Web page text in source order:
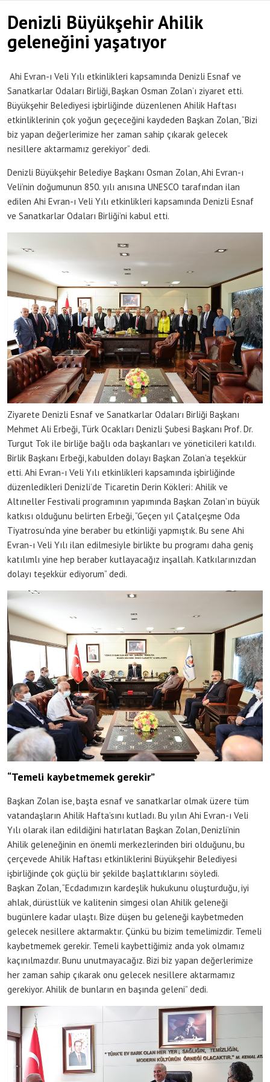
Denizli Büyükşehir Ahilik
geleneğini yaşatıyor
Ahi Evran-ı Veli Yılı etkinlikleri kapsamında Denizli Esnaf ve
Sanatkarlar Odaları Birliği, Başkan Osman Zolan’ı ziyaret etti.
Büyükşehir Belediyesi işbirliğinde düzenlenen Ahilik Haftası
etkinliklerinin çok yoğun geçeceğini kaydeden Başkan Zolan, “Bizi
biz yapan değerlerimize her zaman sahip çıkarak gelecek
nesillere aktarmamız gerekiyor” dedi.
Denizli Büyükşehir Belediye Başkanı Osman Zolan, Ahi Evran-ı
Veli’nin doğumunun 850. yılı anısına UNESCO tarafından ilan
edilen Ahi Evran-ı Veli Yılı etkinlikleri kapsamında Denizli Esnaf
ve Sanatkarlar Odaları Birliği’ni kabul etti.
Ziyarete Denizli Esnaf ve Sanatkarlar Odaları Birliği Başkanı
Mehmet Ali Erbeği, Türk Ocakları Denizli Şubesi Başkanı Prof. Dr.
Turgut Tok ile birliğe bağlı oda başkanları ve yöneticileri katıldı.
Birlik Başkanı Erbeği, kabulden dolayı Başkan Zolan’a teşekkür
etti. Ahi Evran-ı Veli Yılı etkinlikleri kapsamında işbirliğinde
düzenledikleri Denizli’de Ticaretin Derin Kökleri: Ahilik ve
Altıneller Festivali programının yapımında Başkan Zolan’ın büyük
katkısı olduğunu belirten Erbeği, “Geçen yıl Çatalçeşme Oda
Tiyatrosu’nda yine beraber bu etkinliği yapmıştık. Bu sene Ahi
Evran-ı Veli Yılı ilan edilmesiyle birlikte bu programı daha geniş
katılımlı yine hep beraber kutlayacağız inşallah. Katkılarınızdan
dolayı teşekkür ediyorum” dedi.
“Temeli kaybetmemek gerekir”
Başkan Zolan ise, başta esnaf ve sanatkarlar olmak üzere tüm
vatandaşların Ahilik Hafta’sını kutladı. Bu yılın Ahi Evran-ı Veli
Yılı olarak ilan edildiğini hatırlatan Başkan Zolan, Denizli’nin
Ahilik geleneğinin en önemli merkezlerinden biri olduğunu, bu
çerçevede Ahilik Haftası etkinliklerini Büyükşehir Belediyesi
işbirliğinde çok güçlü bir şekilde başlattıklarını söyledi.
Başkan Zolan, “Ecdadımızın kardeşlik hukukunu oluşturduğu, iyi
ahlak, dürüstlük ve kalitenin simgesi olan Ahilik geleneği
bugünlere kadar ulaştı. Bize düşen bu geleneği kaybetmeden
gelecek nesillere aktarmaktır. Çünkü bu bizim temelimizdir. Temeli
kaybetmemek gerekir. Temeli kaybettiğimiz anda yok olmamız
kaçınılmazdır. Bunu unutmayacağız. Bizi biz yapan değerlerimize
her zaman sahip çıkarak onu gelecek nesillere aktarmamız
gerekiyor. Ahilik de bunların en başında geleni” dedi.